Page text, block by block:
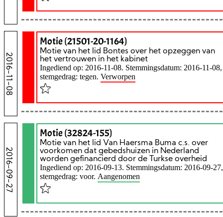
2016-11-08
Motie (21501-20-1164)
Motie van het lid Bontes over het opzeggen van
het vertrouwen in het kabinet
Ingediend op: 2016-11-08. Stemmingsdatum: 2016-11-08,
stemgedrag: tegen. Verworpen
2016-09-27
Motie (32824-155)
Motie van het lid Van Haersma Buma c.s. over
voorkomen dat gebedshuizen in Nederland
worden gefinancierd door de Turkse overheid
Ingediend op: 2016-09-13. Stemmingsdatum: 2016-09-27,
stemgedrag: voor. Aangenomen